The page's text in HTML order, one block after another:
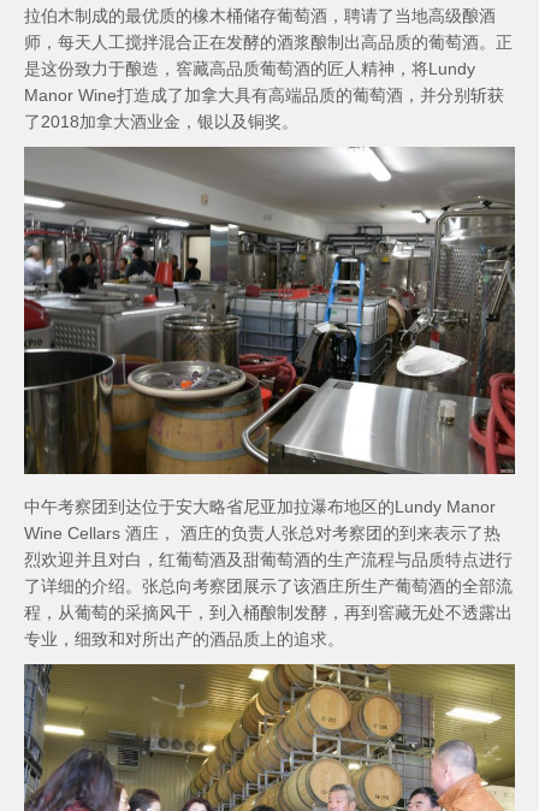
拉伯木制成的最优质的橡木桶储存葡萄酒，聘请了当地高级酿酒
师，每天人工搅拌混合正在发酵的酒浆酿制出高品质的葡萄酒。正
是这份致力于酿造，窖藏高品质葡萄酒的匠人精神，将Lundy
Manor Wine打造成了加拿大具有高端品质的葡萄酒，并分别斩获
了2018加拿大酒业金，银以及铜奖。
中午考察团到达位于安大略省尼亚加拉瀑布地区的Lundy Manor
Wine Cellars 酒庄， 酒庄的负责人张总对考察团的到来表示了热
烈欢迎并且对白，红葡萄酒及甜葡萄酒的生产流程与品质特点进行
了详细的介绍。张总向考察团展示了该酒庄所生产葡萄酒的全部流
程，从葡萄的采摘风干，到入桶酿制发酵，再到窖藏无处不透露出
专业，细致和对所出产的酒品质上的追求。